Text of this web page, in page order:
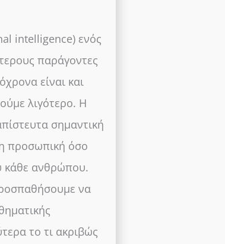
intelligence) ενός
παράγοντες
είναι και
λιγότερο. Η
σημαντική
προσωπική όσο
κάθε ανθρώπου.
να
το τι ακριβώς